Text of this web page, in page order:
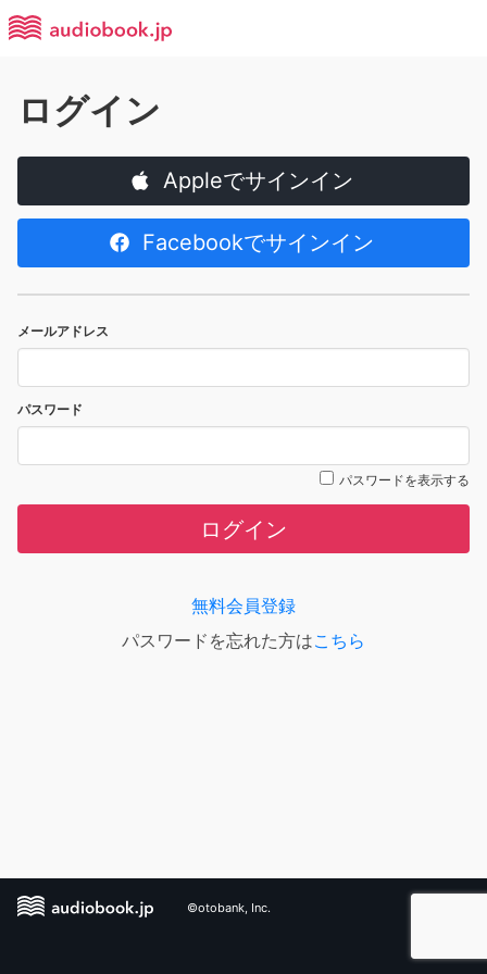
ログイン
Appleでサインイン
Facebookでサインイン
メールアドレス
パスワード
パスワードを表示する
ログイン
無料会員登録
パスワードを忘れた方はこちら
©otobank, Inc.